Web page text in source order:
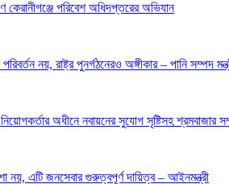
কেরানীগঞ্জে পরিবেশ অধিদপ্তরের অভিযান
নয়, রাষ্ট্র পুনর্গঠনেরও অঙ্গীকার – পানি সম্পদ
অধীনে নবায়নের সুযোগ সৃষ্টিসহ শ্রমবাজার
নয়, এটি জনসেবার গুরুত্বপূর্ণ দায়িত্ব – আইনমন্ত্রী